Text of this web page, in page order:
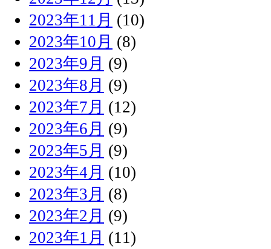
2023年11月 (10)
2023年10月 (8)
2023年9月 (9)
2023年8月 (9)
2023年7月 (12)
2023年6月 (9)
2023年5月 (9)
2023年4月 (10)
2023年3月 (8)
2023年2月 (9)
2023年1月 (11)